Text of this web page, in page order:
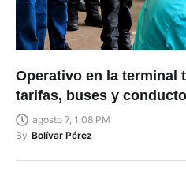
Operativo en la terminal
tarifas, buses y
agosto 7, 1:08 PM
By Bolívar Pérez